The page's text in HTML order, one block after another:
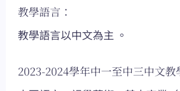
教學語言：
教學語言以中文為主 。
2023-2024學年中一至中三中文教